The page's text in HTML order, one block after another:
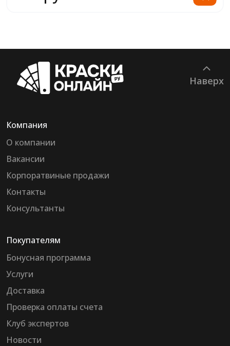
Наверх
Компания
О компании
Вакансии
Корпоратвиные продажи
Контакты
Консультанты
Покупателям
Бонусная программа
Услуги
Доставка
Проверка оплаты счета
Клуб экспертов
Новости